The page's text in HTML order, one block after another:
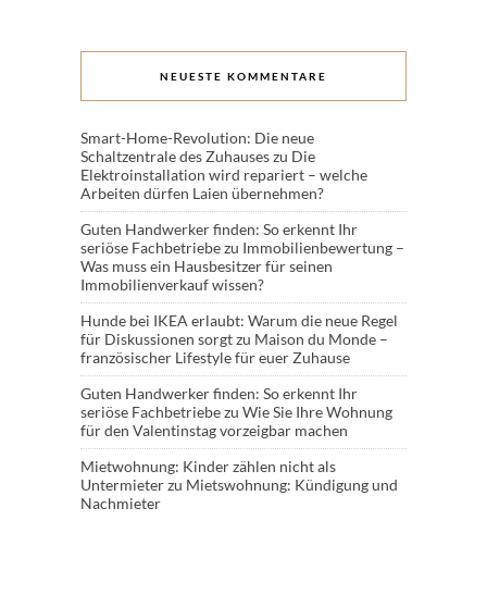
NEUESTE KOMMENTARE
Smart-Home-Revolution: Die neue
Schaltzentrale des Zuhauseszu Die
Elektroinstallation wird repariert – welche
Arbeiten dürfen Laien übernehmen?
Guten Handwerker finden: So erkennt Ihr
seriöse Fachbetriebezu Immobilienbewertung –
Was muss ein Hausbesitzer für seinen
Immobilienverkauf wissen?
Hunde bei IKEA erlaubt: Warum die neue Regel
für Diskussionen sorgtzu Maison du Monde –
französischer Lifestyle für euer Zuhause
Guten Handwerker finden: So erkennt Ihr
seriöse Fachbetriebezu Wie Sie Ihre Wohnung
für den Valentinstag vorzeigbar machen
Mietwohnung: Kinder zählen nicht als
Untermieterzu Mietswohnung: Kündigung und
Nachmieter